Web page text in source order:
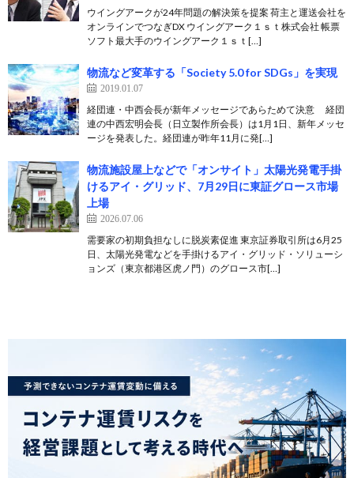
ウイングアークが24年問題の解決策を提案 荷主と運送会社を
オンラインでつなぎDX ウイングアーク１ｓｔ株式会社 帳票
ソフト最大手のウイングアーク１ｓｔ[…]
物流など変革する「Society 5.0 for SDGs」を実現
2019.01.07
経団連・中西会長が新年メッセージであらためて決意 経団
連の中西宏明会長（日立製作所会長）は1月1日、新年メッセ
ージを発表した。経団連が昨年11月に発[…]
物流施設屋上などで「オンサイト」太陽光発電手掛
けるアイ・グリッド、7月29日に東証グロース市場
上場
2026.07.06
需要家の初期負担なしに脱炭素促進 東京証券取引所は6月25
日、太陽光発電などを手掛けるアイ・グリッド・ソリューシ
ョンズ（東京都港区虎ノ門）のグロース市[…]